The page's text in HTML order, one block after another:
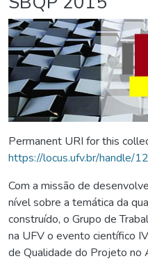
Permanent URI for this
https://locus.ufv.br/handle/
Com a missão de
nível sobre a temática da
construído, o Grupo de
na UFV o evento científico
de Qualidade do Projeto no